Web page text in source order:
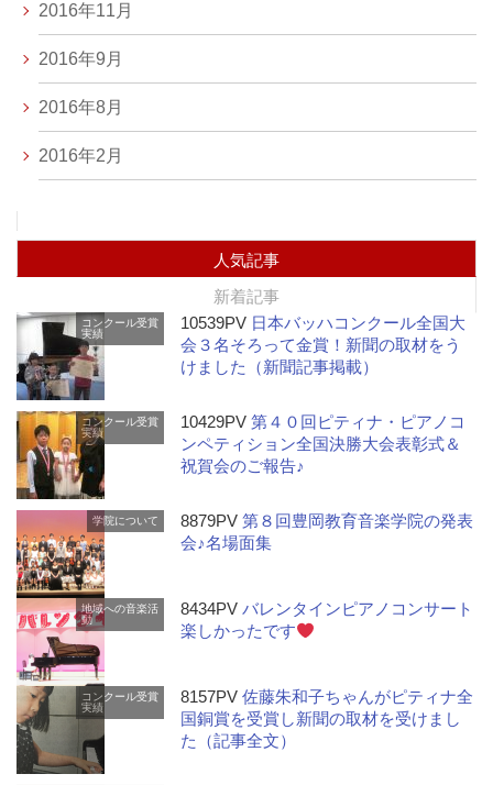
2016年11月
2016年9月
2016年8月
2016年2月
人気記事
新着記事
コンクール受賞
実績
10539PV 日本バッハコンクール全国大
会３名そろって金賞！新聞の取材をう
けました（新聞記事掲載）
コンクール受賞
実績
10429PV第４０回ピティナ・ピアノコ
ンペティション全国決勝大会表彰式＆
祝賀会のご報告♪
学院について 8879PV第８回豊岡教育音楽学院の発表
会♪名場面集
地域への音楽活
動
8434PVバレンタインピアノコンサート
楽しかったです
コンクール受賞
実績
8157PV佐藤朱和子ちゃんがピティナ全
国銅賞を受賞し新聞の取材を受けまし
た（記事全文）